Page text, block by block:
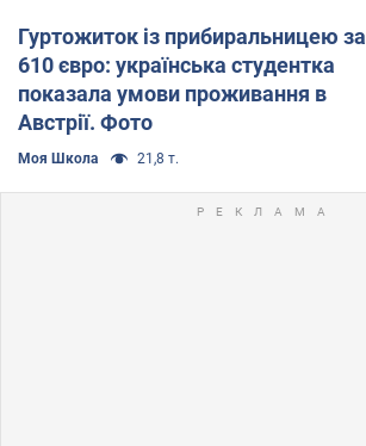
Гуртожиток із прибиральницею за
610 євро: українська студентка
показала умови проживання в
Австрії. Фото
Моя Школа 21,8 т.